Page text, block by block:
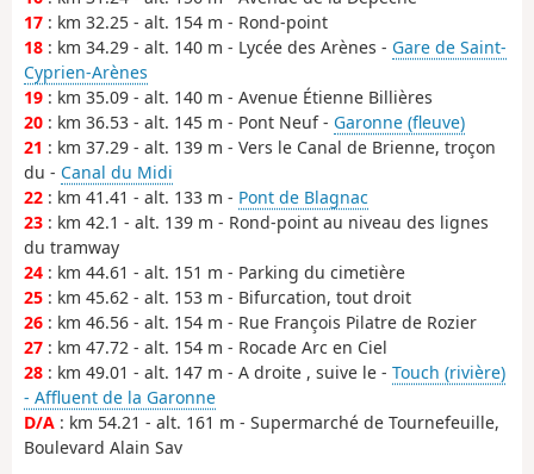
17 : km 32.25 - alt. 154 m - Rond-point
18 : km 34.29 - alt. 140 m - Lycée des Arènes - Gare de Saint-
Cyprien-Arènes
19 : km 35.09 - alt. 140 m - Avenue Étienne Billières
20 : km 36.53 - alt. 145 m - Pont Neuf - Garonne (fleuve)
21 : km 37.29 - alt. 139 m - Vers le Canal de Brienne, troçon
du - Canal du Midi
22 : km 41.41 - alt. 133 m - Pont de Blagnac
23 : km 42.1 - alt. 139 m - Rond-point au niveau des lignes
du tramway
24 : km 44.61 - alt. 151 m - Parking du cimetière
25 : km 45.62 - alt. 153 m - Bifurcation, tout droit
26 : km 46.56 - alt. 154 m - Rue François Pilatre de Rozier
27 : km 47.72 - alt. 154 m - Rocade Arc en Ciel
28 : km 49.01 - alt. 147 m - A droite , suive le - Touch (rivière)
- Affluent de la Garonne
D/A : km 54.21 - alt. 161 m - Supermarché de Tournefeuille,
Boulevard Alain Sav